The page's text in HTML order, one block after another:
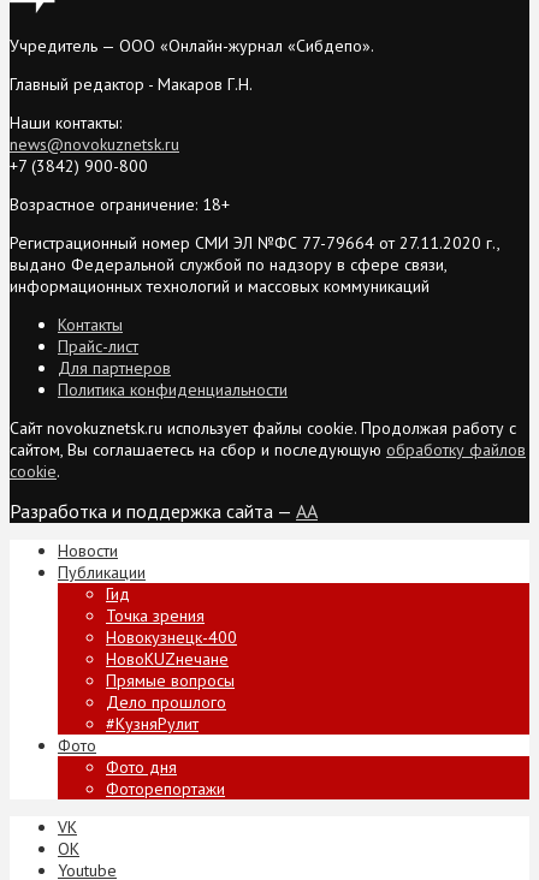
Учредитель — ООО «Онлайн-журнал «Сибдепо».
Главный редактор - Макаров Г.Н.
Наши контакты:
news@novokuznetsk.ru
+7 (3842) 900-800
Возрастное ограничение: 18+
Регистрационный номер СМИ ЭЛ №ФС 77-79664 от 27.11.2020 г.,
выдано Федеральной службой по надзору в сфере связи,
информационных технологий и массовых коммуникаций
Контакты
Прайс-лист
Для партнеров
Политика конфиденциальности
Сайт novokuznetsk.ru использует файлы cookie. Продолжая работу с
сайтом, Вы соглашаетесь на сбор и последующую обработку файлов
cookie.
Разработка и поддержка сайта — AA
Новости
Публикации
Гид
Точка зрения
Новокузнецк-400
НовоKUZнечане
Прямые вопросы
Дело прошлого
#КузняРулит
Фото
Фото дня
Фоторепортажи
VK
ОК
Youtube